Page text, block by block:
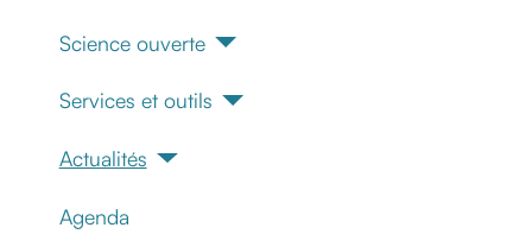
Science ouverte
Services et outils
Actualités
Agenda